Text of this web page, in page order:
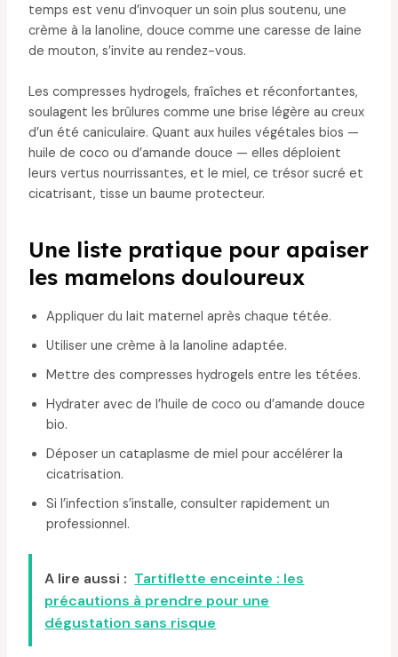
temps est venu d’invoquer un soin plus soutenu, une
crème à la lanoline, douce comme une caresse de laine
de mouton, s’invite au rendez-vous.
Les compresses hydrogels, fraîches et réconfortantes,
soulagent les brûlures comme une brise légère au creux
d’un été caniculaire. Quant aux huiles végétales bios —
huile de coco ou d’amande douce — elles déploient
leurs vertus nourrissantes, et le miel, ce trésor sucré et
cicatrisant, tisse un baume protecteur.
Une liste pratique pour apaiser
les mamelons douloureux
Appliquer du lait maternel après chaque tétée.
Utiliser une crème à la lanoline adaptée.
Mettre des compresses hydrogels entre les tétées.
Hydrater avec de l’huile de coco ou d’amande douce
bio.
Déposer un cataplasme de miel pour accélérer la
cicatrisation.
Si l’infection s’installe, consulter rapidement un
professionnel.
A lire aussi : Tartiflette enceinte : les
précautions à prendre pour une
dégustation sans risque